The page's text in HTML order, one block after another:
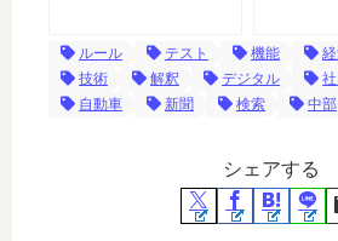
ルール テスト 機能
技術
解釈 デジタル
自動車
新聞 検索 中部
シェアする